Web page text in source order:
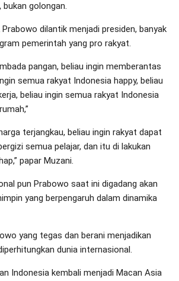
golongan.
dilantik menjadi presiden, banyak
pemerintah yang pro rakyat.
pangan, beliau ingin memberantas
semua rakyat Indonesia happy, beliau
beliau ingin semua rakyat Indonesia
terjangkau, beliau ingin rakyat dapat
semua pelajar, dan itu di lakukan
papar Muzani.
pun Prabowo saat ini digadang akan
yang berpengaruh dalam dinamika
yang tegas dan berani menjadikan
dunia internasional.
Indonesia kembali menjadi Macan Asia